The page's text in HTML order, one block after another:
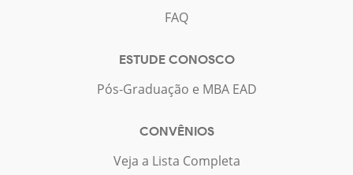
FAQ
ESTUDE CONOSCO
Pós-Graduação e MBA EAD
CONVÊNIOS
Veja a Lista Completa